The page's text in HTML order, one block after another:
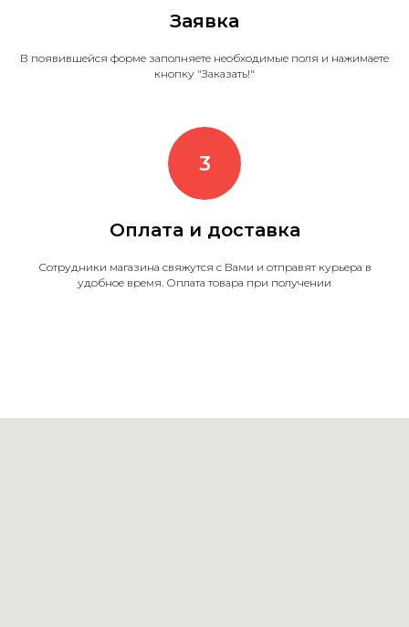
Заявка
В появившейся форме заполняете необходимые поля и нажимаете
кнопку "Заказать!"
Оплата и доставка
Сотрудники магазина свяжутся с Вами и отправят курьера в
удобное время. Оплата товара при получении